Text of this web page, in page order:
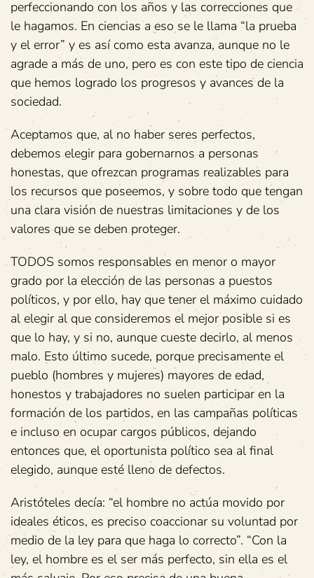
perfeccionando con los años y las correcciones que
le hagamos. En ciencias a eso se le llama “la prueba
y el error” y es así como esta avanza, aunque no le
agrade a más de uno, pero es con este tipo de ciencia
que hemos logrado los progresos y avances de la
sociedad.
Aceptamos que, al no haber seres perfectos,
debemos elegir para gobernarnos a personas
honestas, que ofrezcan programas realizables para
los recursos que poseemos, y sobre todo que tengan
una clara visión de nuestras limitaciones y de los
valores que se deben proteger.
TODOS somos responsables en menor o mayor
grado por la elección de las personas a puestos
políticos, y por ello, hay que tener el máximo cuidado
al elegir al que consideremos el mejor posible si es
que lo hay, y si no, aunque cueste decirlo, al menos
malo. Esto último sucede, porque precisamente el
pueblo (hombres y mujeres) mayores de edad,
honestos y trabajadores no suelen participar en la
formación de los partidos, en las campañas políticas
e incluso en ocupar cargos públicos, dejando
entonces que, el oportunista político sea al final
elegido, aunque esté lleno de defectos.
Aristóteles decía: “el hombre no actúa movido por
ideales éticos, es preciso coaccionar su voluntad por
medio de la ley para que haga lo correcto”. “Con la
ley, el hombre es el ser más perfecto, sin ella es el